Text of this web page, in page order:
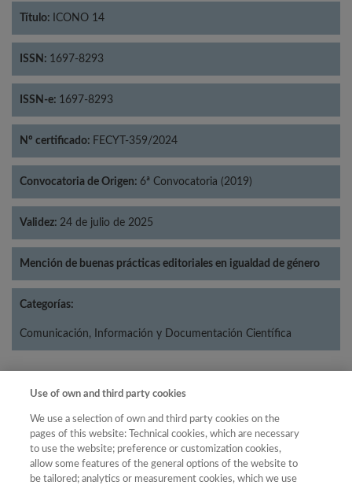
Título: ICONO 14
ISSN: 1697-8293
ISSN-e: 1697-8293
Nº certificado: FECYT-359/2024
Convocatoria de Origen: 6ª Convocatoria (2019)
Validez: 24 de julio de 2025
Mención de buenas prácticas editoriales en igualdad de género
Categorías:
Comunicación, Información y Documentación Científica
Año
Año Filtrar
Use of own and third party cookies
We use a selection of own and third party cookies on the
pages of this website: Technical cookies, which are necessary
to use the website; preference or customization cookies,
allow some features of the general options of the website to
be tailored; analytics or measurement cookies, which we use